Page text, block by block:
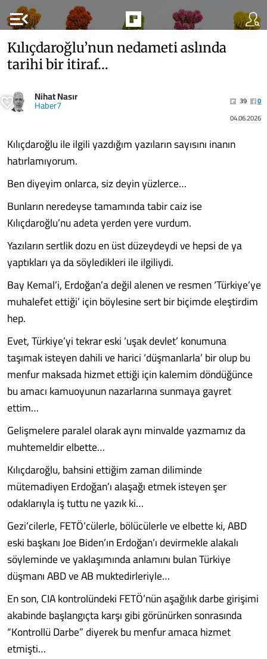
menu_open
Kılıçdaroğlu’nun nedameti aslında
tarihi bir itiraf…
Nihat Nasır
Haber7 39
0
04.06.2026
Kılıçdaroğlu ile ilgili yazdığım yazıların sayısını inanın
hatırlamıyorum.
Ben diyeyim onlarca, siz deyin yüzlerce…
Bunların neredeyse tamamında tabir caiz ise
Kılıçdaroğlu’nu adeta yerden yere vurdum.
Yazıların sertlik dozu en üst düzeydeydi ve hepsi de ya
yaptıkları ya da söyledikleri ile ilgiliydi.
Bay Kemal’i, Erdoğan’a değil alenen ve resmen ‘Türkiye’ye
muhalefet ettiği’ için böylesine sert bir biçimde eleştirdim
hep.
Evet, Türkiye’yi tekrar eski ‘uşak devlet’ konumuna
taşımak isteyen dahili ve harici ‘düşmanlarla’ bir olup bu
menfur maksada hizmet ettiği için kalemim döndüğünce
bu amacı kamuoyunun nazarlarına sunmaya gayret
ettim…
Gelişmelere paralel olarak aynı minvalde yazmamız da
muhtemeldir elbette…
Kılıçdaroğlu, bahsini ettiğim zaman diliminde
mütemadiyen Erdoğan’ı alaşağı etmek isteyen şer
odaklarıyla iş tuttu ne yazık ki…
Gezi’cilerle, FETÖ’cülerle, bölücülerle ve elbette ki, ABD
eski başkanı Joe Biden’ın Erdoğan’ı devirmekle alakalı
söyleminde ve yaklaşımında anlamını bulan Türkiye
düşmanı ABD ve AB muktedirleriyle…
En son, CIA kontrolündeki FETÖ’nün aşağılık darbe girişimi
akabinde başlangıçta karşı gibi görünürken sonrasında
“Kontrollü Darbe” diyerek bu menfur amaca hizmet
etmişti…